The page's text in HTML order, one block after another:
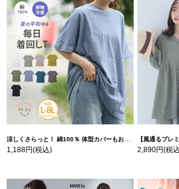
涼しくさらっと！ 綿100％ 体型カバーもお洒落も叶える 風合いコットン ゆるシルエット ドルマン | 大きいサイズの通販ならハッピーマリリン
1,188円(税込)
【風通るプレミアム】 綿 楊柳 七分
2,890円(税